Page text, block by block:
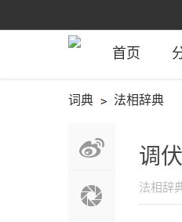
首页
词典 法相辞典
调
法相辞